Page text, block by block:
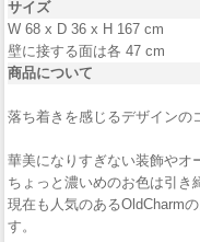
サイズ
W 68 x D 36 x H 167 cm
壁に接する面は各 47 cm
商品について
落ち着きを感じるデザインの
華美になりすぎない装飾やオ
ちょっと濃いめのお色は引き
現在も人気のあるOldCharm
す。